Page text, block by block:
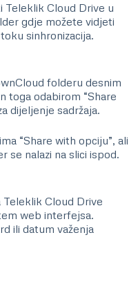
Cloud Drive u
gdje možete vidjeti
sinhronizacija.
folderu desnim
toga odabirom “Share
dijeljenje sadržaja.
“Share with opciju”, ali
se nalazi na slici ispod.
Cloud Drive
web interfejsa.
ili datum važenja